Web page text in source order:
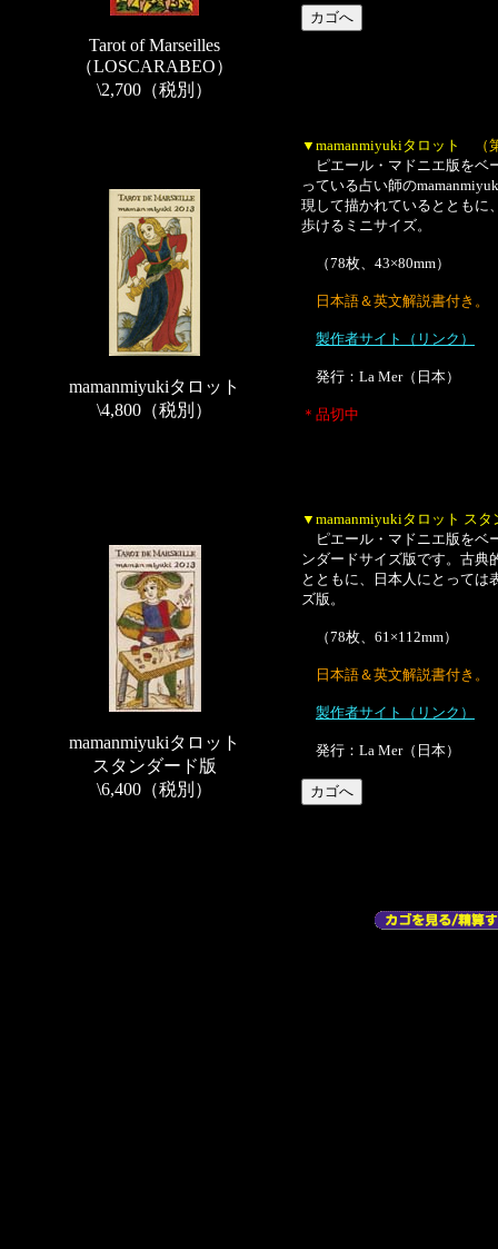
Tarot of Marseilles
（LOSCARABEO）
\2,700（税別）
mamanmiyukiタロット
\4,800（税別）
▼mamanmiyukiタロット
ピエール・マドニエ版をベ
っている占い師の
現して描かれているとともに
歩けるミニサイズ。
（78枚、43×80mm）
日本語＆英文解説書付き。
製作者サイト（リンク）
発行：La Mer（日本）
＊品切中
mamanmiyukiタロット
スタンダード版
\6,400（税別）
▼mamanmiyukiタロット スタ
ピエール・マドニエ版をベ
ンダードサイズ版です。古典
とともに、日本人にとっては
ズ版。
（78枚、61×112mm）
日本語＆英文解説書付き。
製作者サイト（リンク）
発行：La Mer（日本）